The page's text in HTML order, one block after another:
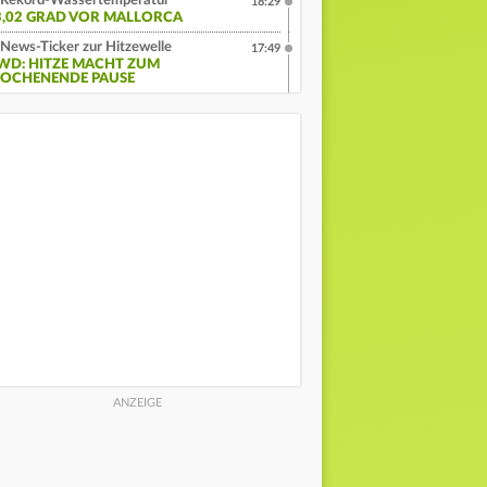
GRAD VOR MALLORCA
News-Ticker zur Hitzewelle
HITZE MACHT ZUM
PAUSE
17:49